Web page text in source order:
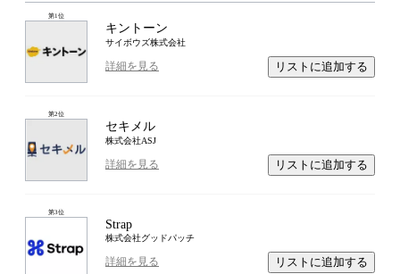
第1位
キントーン
サイボウズ株式会社
詳細を見る リストに追加する
第2位
セキメル
株式会社ASJ
詳細を見る リストに追加する
第3位
Strap
株式会社グッドパッチ
詳細を見る リストに追加する